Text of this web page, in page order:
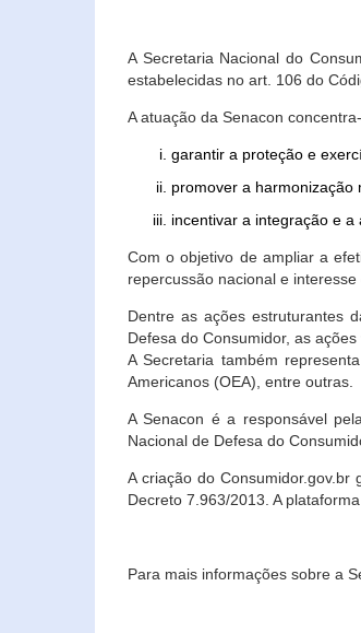
A Secretaria Nacional do
estabelecidas no art. 106 do
A atuação da Senacon
garantir a proteção e
promover a harmonização
incentivar a integração e a
Com o objetivo de ampliar a
repercussão nacional e interesse
Dentre as ações estruturantes
Defesa do Consumidor, as
A Secretaria também
Americanos (OEA), entre outras.
A Senacon é a responsável
Nacional de Defesa do
A criação do
Decreto 7.963/2013. A
Para mais informações sobre a